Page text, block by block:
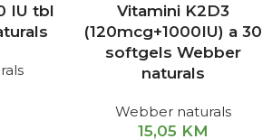
IU tbl
Vitamini K2D3
(120mcg+1000IU) a 30
softgels Webber
naturals
Webber naturals
15,05 KM